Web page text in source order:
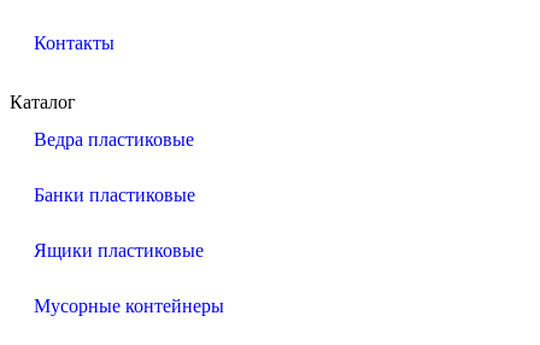
Контакты
Каталог
Ведра пластиковые
Банки пластиковые
Ящики пластиковые
Мусорные контейнеры